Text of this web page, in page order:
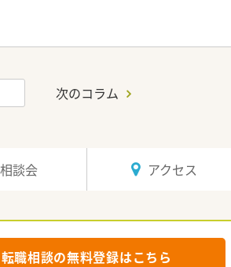
次のコラム
相談会 アクセス
職相談の無料登録はこちら